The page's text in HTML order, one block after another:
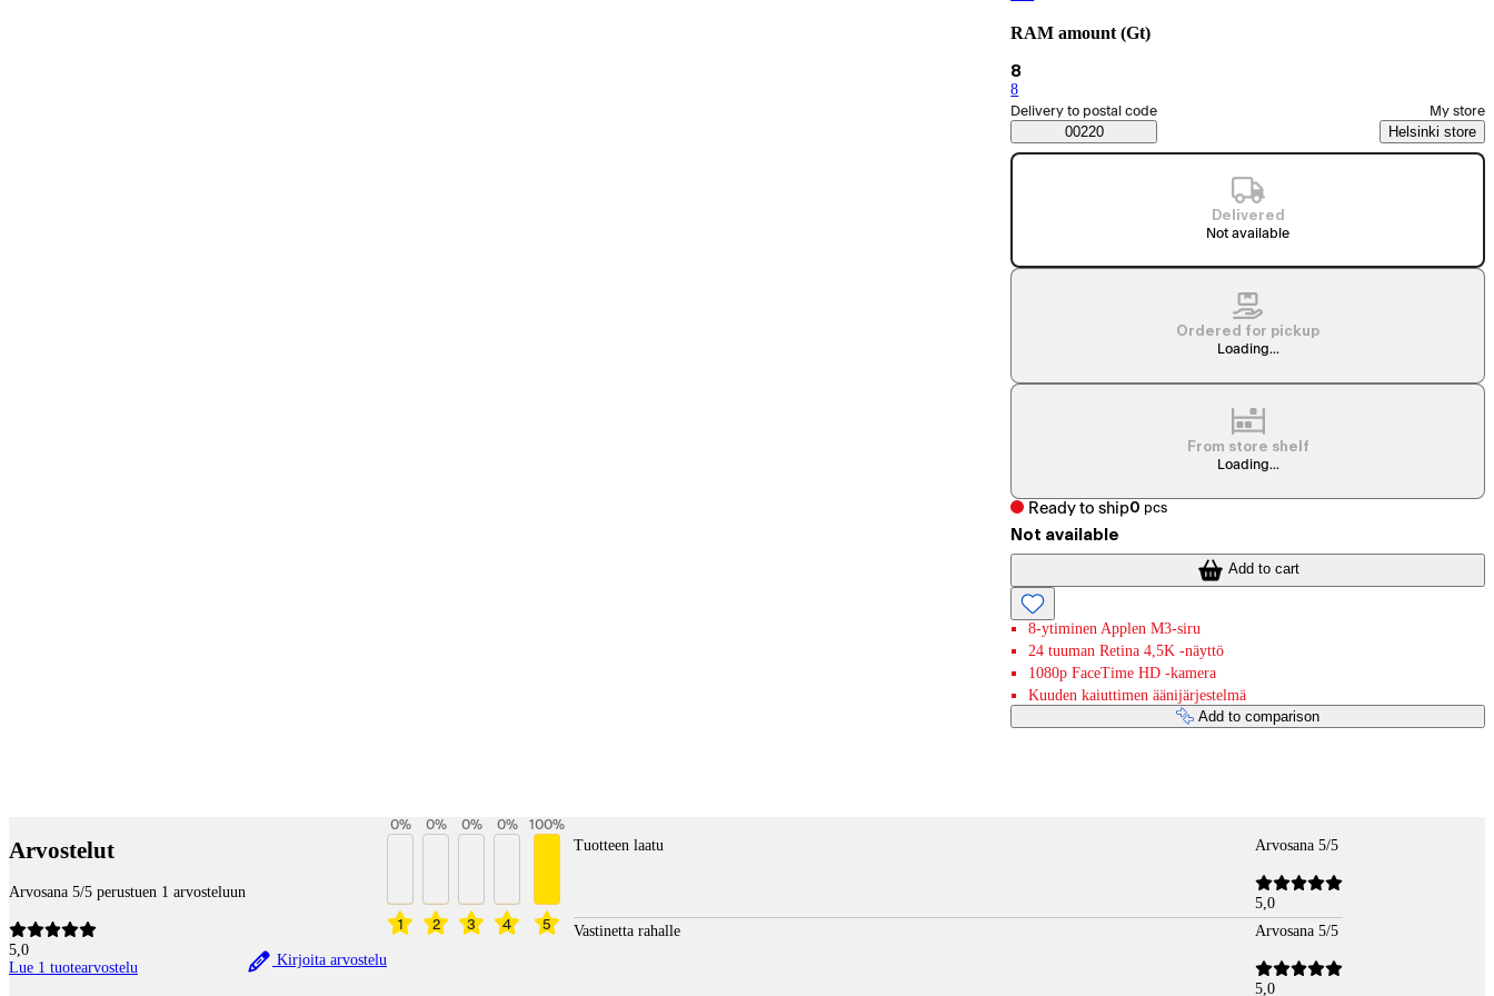
RAM amount (Gt)
Current selection 8
8
8
Saatavuustiedot
Select order method
Delivery to postal code
00220
My store
Helsinki store
Delivered
Not available
Ordered for pickup
Loading...
From store shelf
Loading...
Ready to ship0 pcs
Not available
Add to cart
8-ytiminen Applen M3-siru
24 tuuman Retina 4,5K -näyttö
1080p FaceTime HD ‐kamera
Kuuden kaiuttimen äänijärjestelmä
Add to comparison
Arvostelut
Arvosana 5/5 perustuen 1 arvosteluun
5,0
Lue 1 tuotearvostelu
Kirjoita arvostelu
1
0%
2
0%
3
0%
4
0%
5
100%
Tuotteen laatu Arvosana 5/5
5,0
Vastinetta rahalle
Arvosana 5/5
5,0